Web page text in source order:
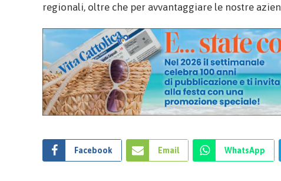
regionali, oltre che per avvantaggiare le nostre
Facebook Email WhatsApp